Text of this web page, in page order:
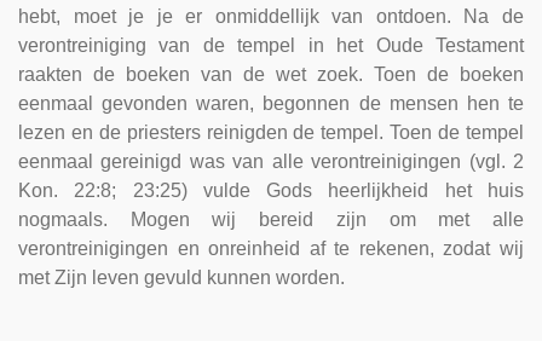
hebt, moet je je er onmiddellijk van ontdoen. Na de
verontreiniging van de tempel in het Oude Testament
raakten de boeken van de wet zoek. Toen de boeken
eenmaal gevonden waren, begonnen de mensen hen te
lezen en de priesters reinigden de tempel. Toen de tempel
eenmaal gereinigd was van alle verontreinigingen (vgl. 2
Kon. 22:8; 23:25) vulde Gods heerlijkheid het huis
nogmaals. Mogen wij bereid zijn om met alle
verontreinigingen en onreinheid af te rekenen, zodat wij
met Zijn leven gevuld kunnen worden.